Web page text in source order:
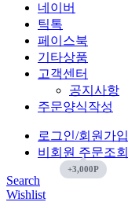
네이버
틱톡
페이스북
기타상품
고객센터
공지사항
주문양식작성
로그인/회원가입
비회원 주문조회
Search
Wishlist